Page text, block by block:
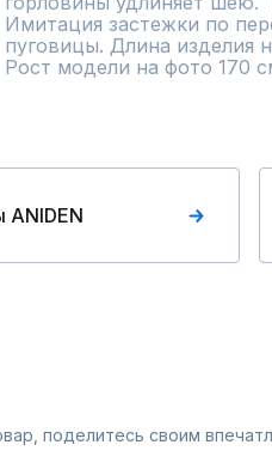
Имитация застежки по
пуговицы. Длина изделия
Рост модели на фото 170
ANIDEN
поделитесь своим